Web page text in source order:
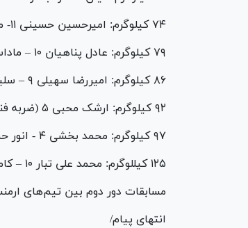
۷۴ کیلوگرم: امیرحسین حسینی ۱۱- محمدامین عبداله اف صفر
۷۹ کیلوگرم: عادل پناهیان ۱۰ – ماداسان اشرفخانوف صفر
۸۶ کیلوگرم: امیررضا سهیلی ۹ – سلیم حلیم زاده صفر
۹۲ کیلوگرم: ارشک محبی ۵ (ضربه فنی) – پیمان زمانیان صفر
۹۷ کیلوگرم: محمد بخشی ۴ - انور حسن اف صفر
۱۲۵ کیللوگرم: محمد علی تبار ۱۰ – کامران محمدعلی زادا صفر
مسابقات دور دوم بین تیم‌های
انتهای پیام/